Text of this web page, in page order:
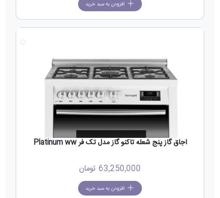
افزودن به سبد خرید
اجاق گاز پنج شعله تاکنو گاز مدل تک فر Platinum ww
63,250,000 تومان
افزودن به سبد خرید